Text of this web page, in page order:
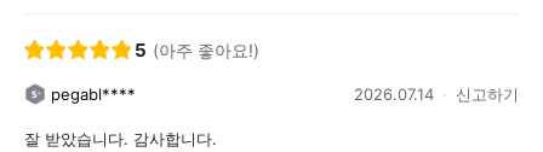
5 (아주 좋아요!)
pegabl**** 2026.07.14 신고하기
잘 받았습니다. 감사합니다.